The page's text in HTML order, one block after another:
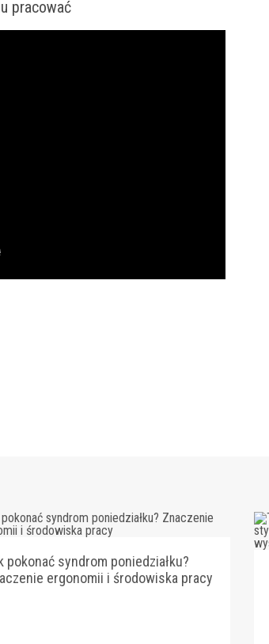
pracować
pokonać syndrom poniedziałku?
ergonomii i środowiska pracy